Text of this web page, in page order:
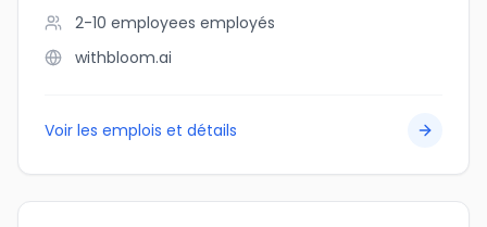
2-10 employees employés
withbloom.ai
Voir les emplois et détails